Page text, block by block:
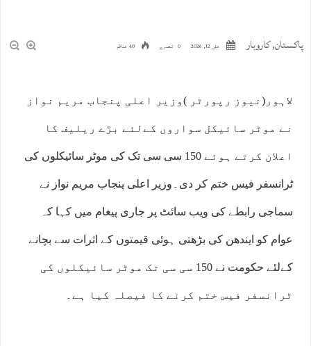
پاکستان,کاروبار مئی 12, 2026 0 تبصرے 40 مناظر
لاہور(نیوز رپورٹر )وزیر اعلی پنجاب مریم نواز
نے موٹر سائیکل سواروں کےلئے بڑے ریلیف کا
اعلان کرتے ہوئے 150 سی سی تک کی موٹر سائیکلوں کی
ٹرانسفر فیس ختم کر دی۔وزیر اعلی پنجاب مریم نواز نے
سماجی رابطے کی ویب سائٹ پر جاری پیغام میں کہا کہ
عوام کو ایندھن کی بڑھتی ہوئی قیمتوں کے اثرات سے بچانے
کےلئے حکومت نے 150 سی سی تک موٹر سائیکلوں کی
ٹرانسفر فیس ختم کرنے کا فیصلہ کیا ہے۔